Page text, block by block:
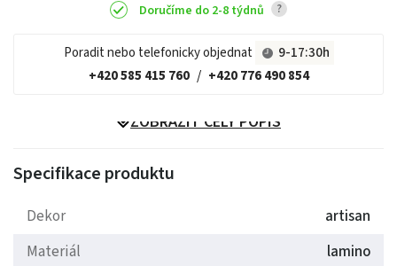
Doručíme do 2-8 týdnů ?
Poradit nebo telefonicky objednat
9-17:30h
+420 585 415 760 / +420 776 490 854
ZOBRAZIT CELÝ POPIS
Specifikace produktu
Dekor
artisan
Materiál
lamino